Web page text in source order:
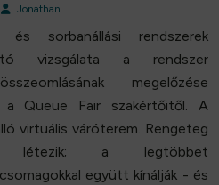
Jonathan
sorbanállási rendszerek
vizsgálata a rendszer
megelőzése
a Queue Fair szakértőitől. A
virtuális váróterem. Rengeteg
a legtöbbet
együtt kínálják - és